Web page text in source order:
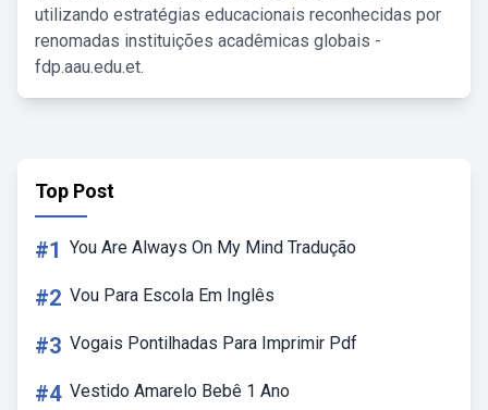
utilizando estratégias educacionais reconhecidas por
renomadas instituições acadêmicas globais -
fdp.aau.edu.et.
Top Post
#1 You Are Always On My Mind Tradução
#2 Vou Para Escola Em Inglês
#3 Vogais Pontilhadas Para Imprimir Pdf
#4 Vestido Amarelo Bebê 1 Ano